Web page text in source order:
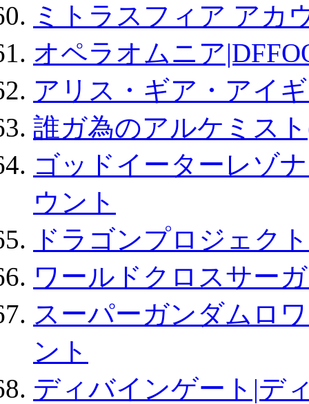
ミトラスフィア アカ
オペラオムニア
アリス・ギア・アイ
誰ガ為のアルケミス
ゴッドイーターレゾ
ウント
ドラゴンプロジェク
ワールドクロスサー
スーパーガンダムロ
ント
ディバインゲート|デ